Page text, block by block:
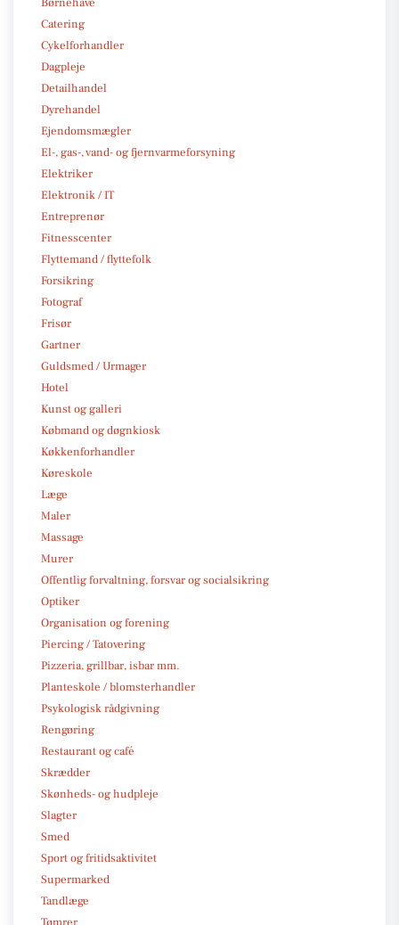
Catering
Cykelforhandler
Dagpleje
Detailhandel
Dyrehandel
Ejendomsmægler
El-, gas-, vand- og fjernvarmeforsyning
Elektriker
Elektronik / IT
Entreprenør
Fitnesscenter
Flyttemand / flyttefolk
Forsikring
Fotograf
Frisør
Gartner
Guldsmed / Urmager
Hotel
Kunst og galleri
Købmand og døgnkiosk
Køkkenforhandler
Køreskole
Læge
Maler
Massage
Murer
Offentlig forvaltning, forsvar og socialsikring
Optiker
Organisation og forening
Piercing / Tatovering
Pizzeria, grillbar, isbar mm.
Planteskole / blomsterhandler
Psykologisk rådgivning
Rengøring
Restaurant og café
Skrædder
Skønheds- og hudpleje
Slagter
Smed
Sport og fritidsaktivitet
Supermarked
Tandlæge
Tømrer